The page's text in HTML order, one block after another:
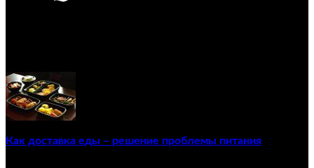
Как доставка еды – решение проблемы питания